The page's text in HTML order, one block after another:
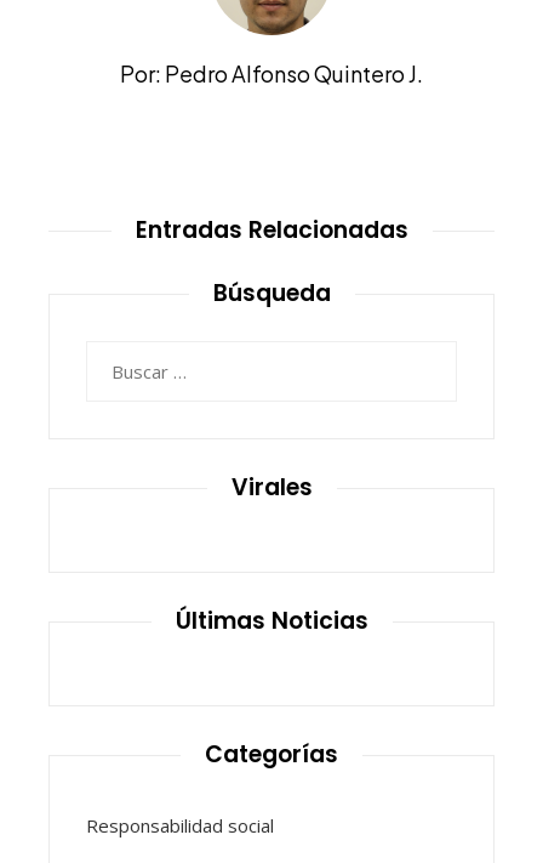
Por: Pedro Alfonso Quintero J.
Entradas Relacionadas
Búsqueda
Virales
Últimas Noticias
Categorías
Responsabilidad social